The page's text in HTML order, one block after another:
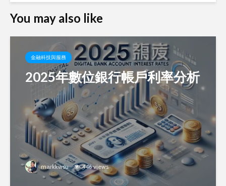
You may also like
金融科技與服務
2025年數位銀行帳戶利率分析
markkwsu 446 views